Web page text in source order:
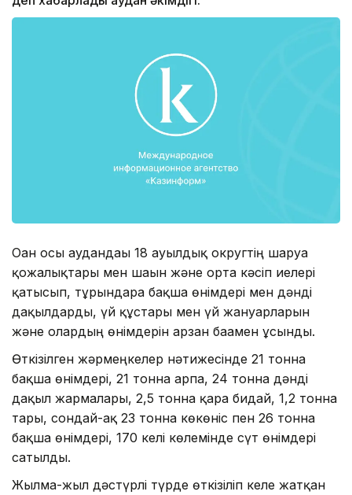
Оған осы аудандағы 18 ауылдық округтің шаруа
қожалықтары мен шағын және орта кәсіп иелері
қатысып, тұрғындарға бақша өнімдері мен дәнді
дақылдарды, үй құстары мен үй жануарларын
және олардың өнімдерін арзан бағамен ұсынды.
Өткізілген жәрмеңкелер нәтижесінде 21 тонна
бақша өнімдері, 21 тонна арпа, 24 тонна дәнді
дақыл жармалары, 2,5 тонна қара бидай, 1,2 тонна
тары, сондай-ақ 23 тонна көкөніс пен 26 тонна
бақша өнімдері, 170 келі көлемінде сүт өнімдері
сатылды.
Жылма-жыл дәстүрлі түрде өткізіліп келе жатқан